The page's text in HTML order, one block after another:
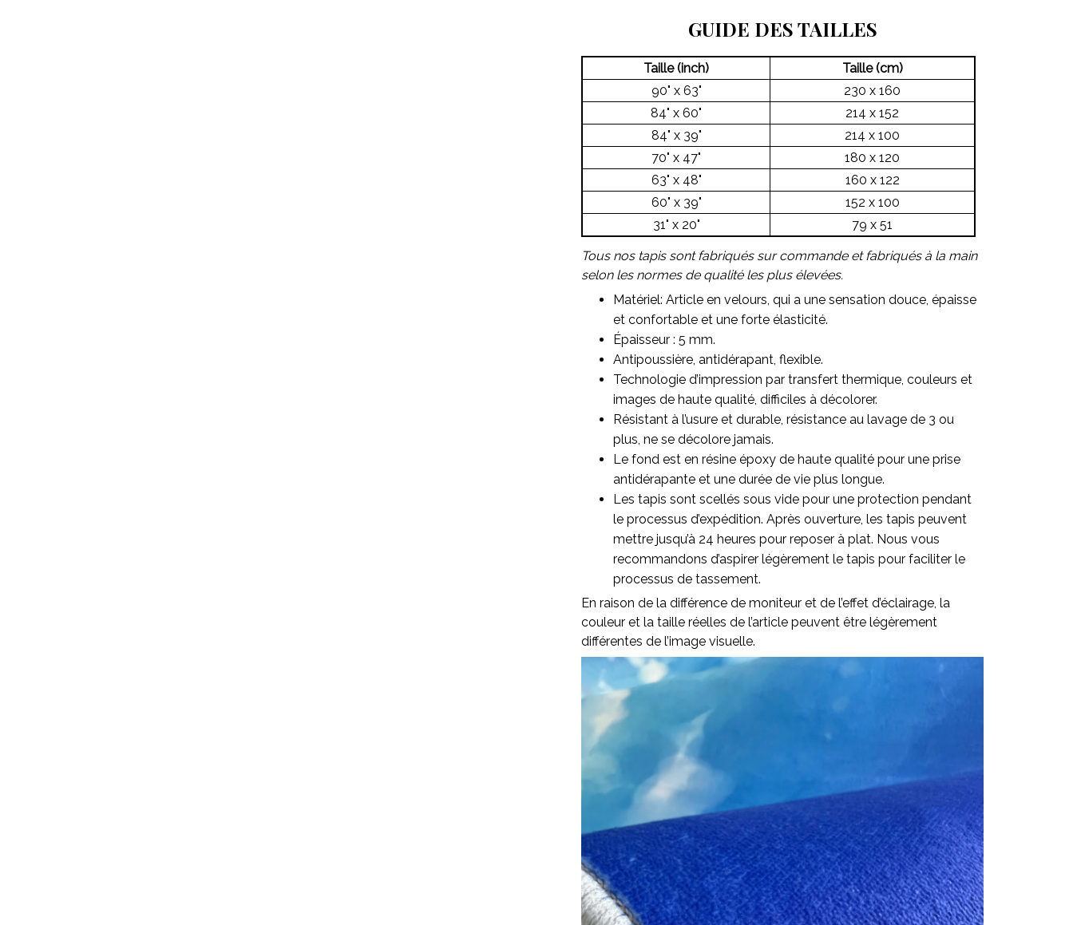
GUIDE DES TAILLES
Taille (inch)
Taille (cm)
90" x 63"
230 x 160
84" x 60"
214 x 152
84" x 39"
214 x 100
70" x 47"
180 x 120
63" x 48"
160 x 122
60" x 39"
152 x 100
31" x 20"
79 x 51
Tous nos tapis sont fabriqués sur commande et fabriqués à la main
selon les normes de qualité les plus élevées.
Matériel: Article en velours, qui a une sensation douce, épaisse
et confortable et une forte élasticité.
Épaisseur : 5 mm.
Antipoussière, antidérapant, flexible.
Technologie d’impression par transfert thermique, couleurs et
images de haute qualité, difficiles à décolorer.
Résistant à l’usure et durable, résistance au lavage de 3 ou
plus, ne se décolore jamais.
Le fond est en résine époxy de haute qualité pour une prise
antidérapante et une durée de vie plus longue.
Les tapis sont scellés sous vide pour une protection pendant
le processus d’expédition. Après ouverture, les tapis peuvent
mettre jusqu’à 24 heures pour reposer à plat. Nous vous
recommandons d’aspirer légèrement le tapis pour faciliter le
processus de tassement.
En raison de la différence de moniteur et de l’effet d’éclairage, la
couleur et la taille réelles de l’article peuvent être légèrement
différentes de l’image visuelle.